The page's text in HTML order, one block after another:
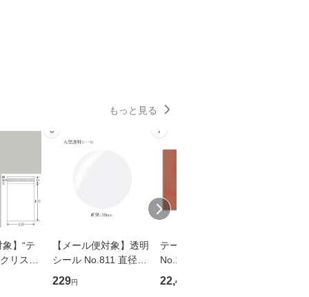
もっと見る
】“テ
リスタ
6
【メール便対象】透明
シール No.811 直径30
φ 1束 （1個口：10
点まで）
229円
7
テーブルマット 里紙
No.1106 柿 1000枚
22,448